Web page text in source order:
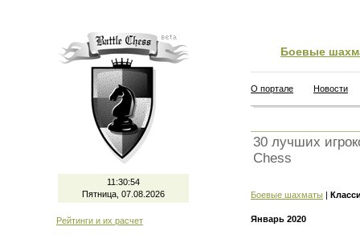
11:30:55
Пятница, 07.08.2026
Рейтинги и их расчет
Боевые
О портале Новости
30 лучших
Chess
Боевые шахматы |
Январь 2020